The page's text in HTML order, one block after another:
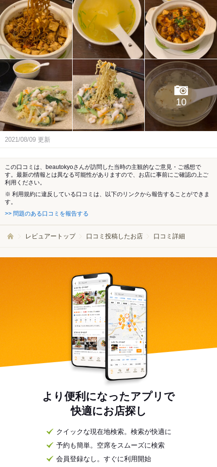
10
2021/08/09 更新
この口コミは、beautokyoさんが訪問した当時の主観的なご意見・ご感想で
す。最新の情報とは異なる可能性がありますので、お店に事前にご確認の上ご
利用ください。
※ 利用規約に違反している口コミは、以下のリンクから報告することができま
す。
>> 問題のある口コミを報告する
レビュアートップ 口コミ投稿したお店 口コミ詳細
より便利になったアプリで
快適にお店探し
クイックな現在地検索。検索が快適に
予約も簡単。空席をスムーズに検索
会員登録なし。すぐに利用開始